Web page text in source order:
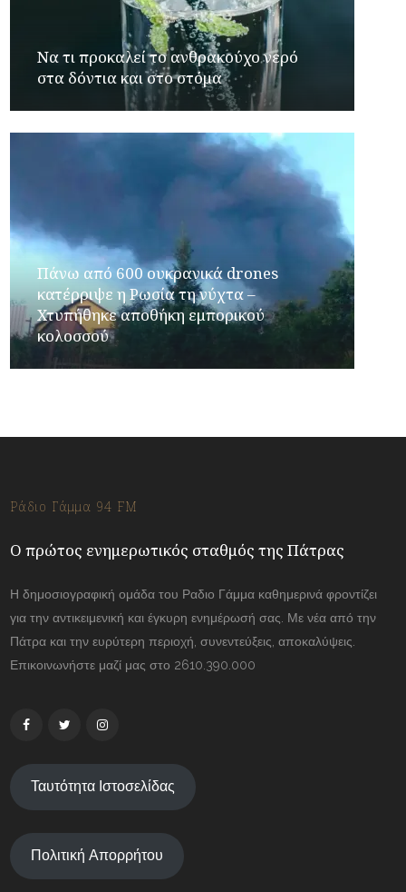
Να τι προκαλεί το ανθρακούχο νερό
στα δόντια και στο στόμα
Πάνω από 600 ουκρανικά drones
κατέρριψε η Ρωσία τη νύχτα –
Χτυπήθηκε αποθήκη εμπορικού
κολοσσού
Ράδιο Γάμμα 94 FM
Ο πρώτος ενημερωτικός σταθμός της Πάτρας
Η δημοσιογραφική ομάδα του Ραδιο Γάμμα καθημερινά φροντίζει
για την αντικειμενική και έγκυρη ενημέρωσή σας. Με νέα από την
Πάτρα και την ευρύτερη περιοχή, συνεντεύξεις, αποκαλύψεις.
Επικοινωνήστε μαζί μας στο 2610.390.000
Ταυτότητα Ιστοσελίδας
Πολιτική Απορρήτου